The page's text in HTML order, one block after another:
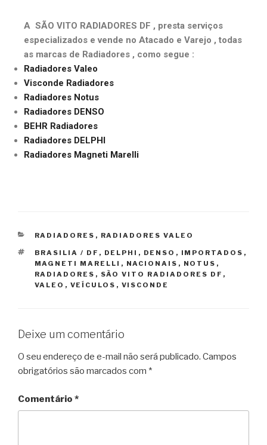
A SÃO VITO RADIADORES DF , presta serviços
especializados e vende no Atacado e Varejo , todas
as marcas de Radiadores , como segue :
Radiadores Valeo
Visconde Radiadores
Radiadores Notus
Radiadores DENSO
BEHR Radiadores
Radiadores DELPHI
Radiadores Magneti Marelli
RADIADORES , RADIADORES VALEO
BRASILIA / DF , DELPHI , DENSO , IMPORTADOS ,
MAGNETI MARELLI , NACIONAIS , NOTUS ,
RADIADORES , SÃO VITO RADIADORES DF ,
VALEO , VEÍCULOS , VISCONDE
Deixe um comentário
O seu endereço de e-mail não será publicado. Campos
obrigatórios são marcados com *
Comentário *